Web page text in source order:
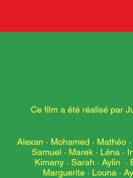
Ce film a été réalisé par
Alexan · Mohamed · Mathéo ·
Samuel · Marek · Léna ·
Kimany · Sarah · Aylin ·
Marguerite · Louna ·